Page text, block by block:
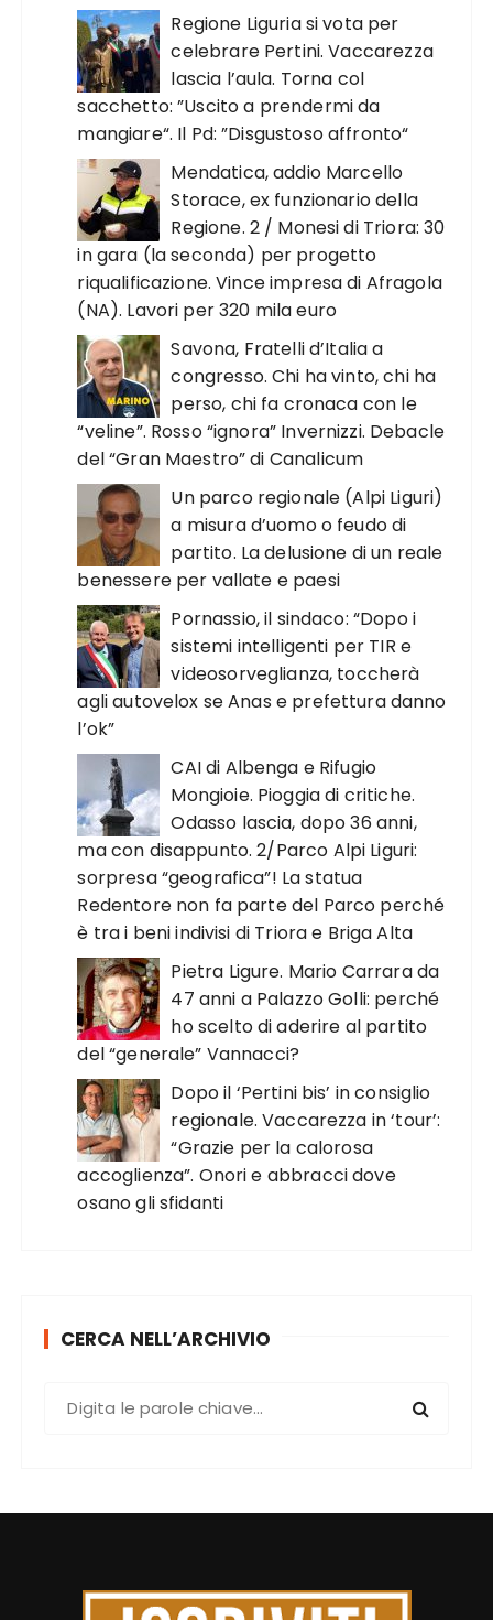
Regione Liguria si vota per
celebrare Pertini. Vaccarezza
lascia l’aula. Torna col
sacchetto: ”Uscito a prendermi da
mangiare“. Il Pd: ”Disgustoso affronto“
Mendatica, addio Marcello
Storace, ex funzionario della
Regione. 2 / Monesi di Triora: 30
in gara (la seconda) per progetto
riqualificazione. Vince impresa di Afragola
(NA). Lavori per 320 mila euro
Savona, Fratelli d’Italia a
congresso. Chi ha vinto, chi ha
perso, chi fa cronaca con le
“veline”. Rosso “ignora” Invernizzi. Debacle
del “Gran Maestro” di Canalicum
Un parco regionale (Alpi Liguri)
a misura d’uomo o feudo di
partito. La delusione di un reale
benessere per vallate e paesi
Pornassio, il sindaco: “Dopo i
sistemi intelligenti per TIR e
videosorveglianza, toccherà
agli autovelox se Anas e prefettura danno
l’ok”
CAI di Albenga e Rifugio
Mongioie. Pioggia di critiche.
Odasso lascia, dopo 36 anni,
ma con disappunto. 2/Parco Alpi Liguri:
sorpresa “geografica”! La statua
Redentore non fa parte del Parco perché
è tra i beni indivisi di Triora e Briga Alta
Pietra Ligure. Mario Carrara da
47 anni a Palazzo Golli: perché
ho scelto di aderire al partito
del “generale” Vannacci?
Dopo il ‘Pertini bis’ in consiglio
regionale. Vaccarezza in ‘tour’:
“Grazie per la calorosa
accoglienza”. Onori e abbracci dove
osano gli sfidanti
CERCA NELL’ARCHIVIO